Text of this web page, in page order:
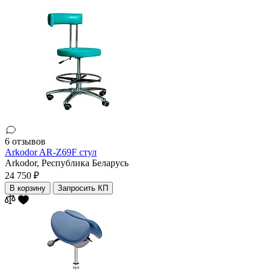
6 отзывов
Arkodor AR-Z69F стул
Arkodor, Республика Беларусь
24 750 ₽
В корзину Запросить КП